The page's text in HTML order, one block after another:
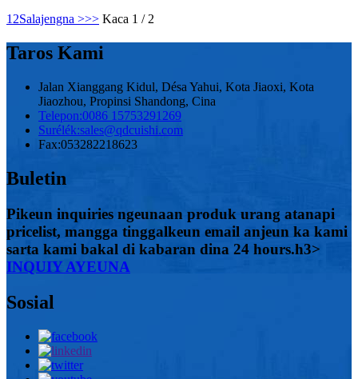
1 2Salajengna >>> Kaca 1 / 2
Taros Kami
Jalan Xianggang Kidul, Désa Yahui, Kota Jiaoxi, Kota
Jiaozhou, Propinsi Shandong, Cina
Telepon:0086 15753291269
Surélék:sales@qdcuishi.com
Fax:053282218623
Buletin
Pikeun inquiries ngeunaan produk urang atanapi
pricelist, mangga tinggalkeun email anjeun ka kami
sarta kami bakal di kabaran dina 24 hours.h3>
INQUIY AYEUNA
Sosial